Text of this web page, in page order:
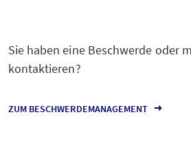
Sie haben eine Beschwerde oder
kontaktieren?
ZUM BESCHWERDEMANAGEMENT